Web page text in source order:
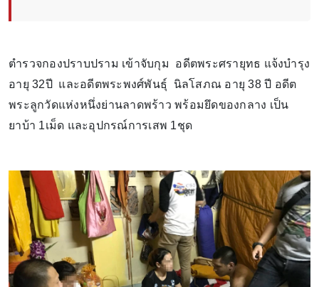
ตำรวจกองปราบปราม เข้าจับกุม อดีตพระศรายุทธ แจ้งบำรุง
อายุ 32ปี และอดีตพระพงศ์พันธุ์ นิลโสภณ อายุ 38 ปี อดีต
พระลูกวัดแห่งหนึ่งย่านลาดพร้าว พร้อมยึดของกลาง เป็น
ยาบ้า 1เม็ด และอุปกรณ์การเสพ 1ชุด